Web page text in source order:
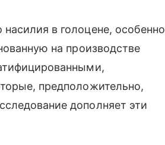
в голоцене, особенно
на производстве
предположительно,
дополняет эти